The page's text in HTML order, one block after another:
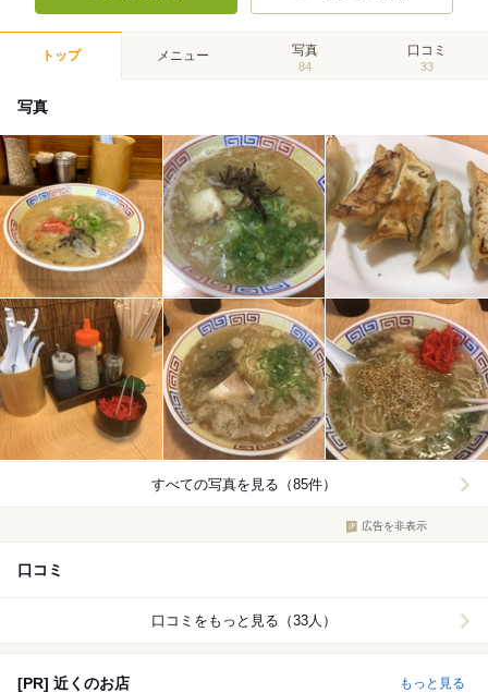
トップ メニュー 写真
84
口コミ
33
写真
すべての写真を見る（85件）
広告を非表示
口コミ
口コミをもっと見る（33人）
[PR] 近くのお店 もっと見る